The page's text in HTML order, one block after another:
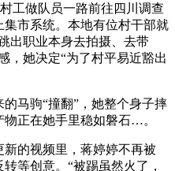
做队员一路前往四川调查
市系统。本地有位村干部就
出职业本身去拍摄、去带
，她决定“为了村平易近豁出
马驹“撞翻”，她整个身子摔
正在她手里稳如磐石…。
的视频里，蒋婷婷不再被
等创意。“被踢虽然火了，